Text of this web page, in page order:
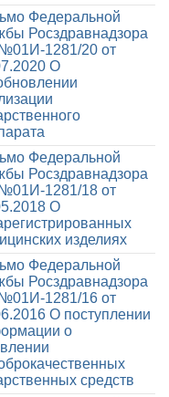
Федеральной
Росздравнадзора
1281/20 от
О
Федеральной
Росздравнадзора
1281/18 от
О
изделиях
Федеральной
Росздравнадзора
1281/16 от
О поступлении
о
средств